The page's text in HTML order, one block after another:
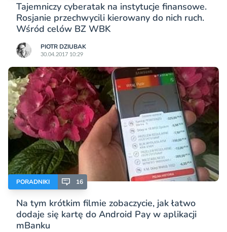
Tajemniczy cyberatak na instytucje finansowe.
Rosjanie przechwycili kierowany do nich ruch.
Wśród celów BZ WBK
PIOTR DZIUBAK
30.04.2017 10:29
PORADNIKI 16
Na tym krótkim filmie zobaczycie, jak łatwo
dodaje się kartę do Android Pay w aplikacji
mBanku